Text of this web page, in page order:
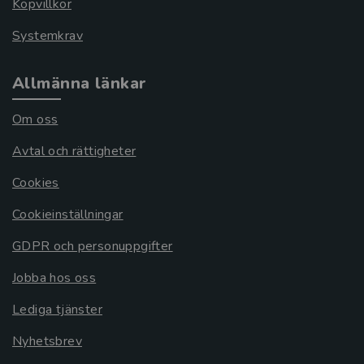
Köpvillkor
Systemkrav
Allmänna länkar
Om oss
Avtal och rättigheter
Cookies
Cookieinställningar
GDPR och personuppgifter
Jobba hos oss
Lediga tjänster
Nyhetsbrev